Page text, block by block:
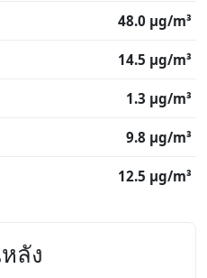
48.0 μg/m³
14.5 μg/m³
1.3 μg/m³
9.8 μg/m³
12.5 μg/m³
ลัง